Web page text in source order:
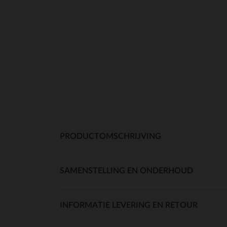
PRODUCTOMSCHRIJVING
SAMENSTELLING EN ONDERHOUD
INFORMATIE LEVERING EN RETOUR